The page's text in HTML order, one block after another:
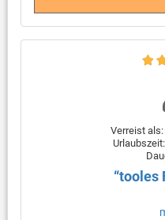
Verreist
“tooles